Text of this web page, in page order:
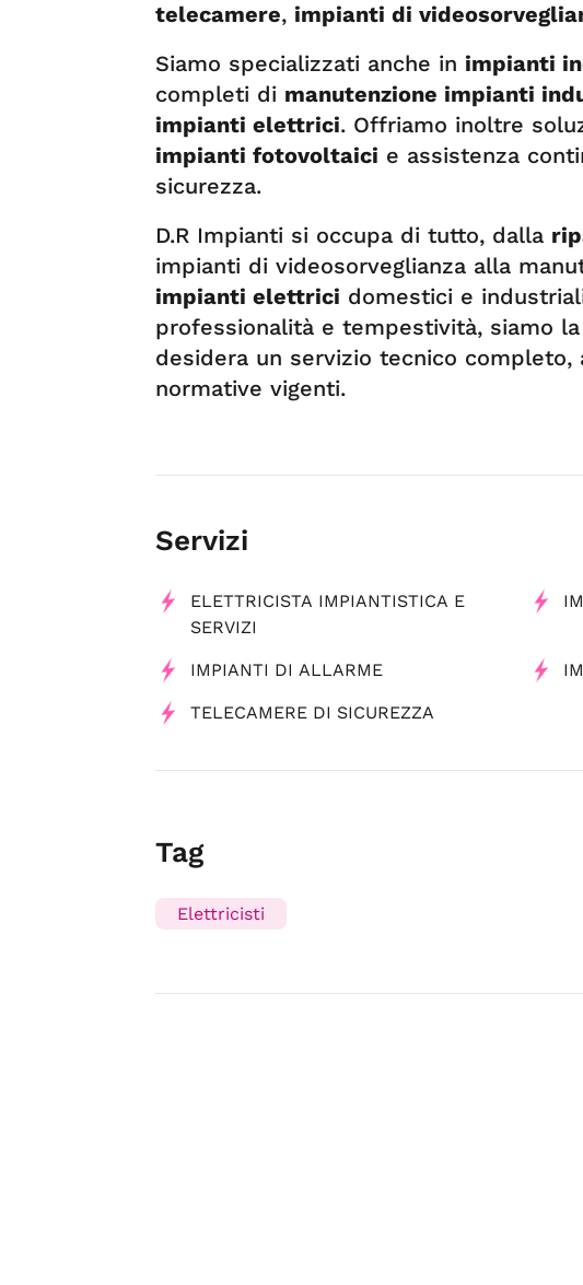
telecamere, impianti di
Siamo specializzati anche in impianti
completi di manutenzione impianti
impianti elettrici. Offriamo inoltre
impianti fotovoltaici e assistenza
sicurezza.
D.R Impianti si occupa di tutto, dalla
impianti di videosorveglianza alla
impianti elettrici domestici e
professionalità e tempestività, siamo
desidera un servizio tecnico
normative vigenti.
Servizi
ELETTRICISTA IMPIANTISTICA E
SERVIZI
IMPIANTI DI ALLARME
TELECAMERE DI SICUREZZA
Tag
Elettricisti